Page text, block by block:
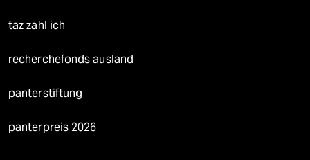
taz zahl ich
recherchefonds ausland
panterstiftung
panterpreis 2026